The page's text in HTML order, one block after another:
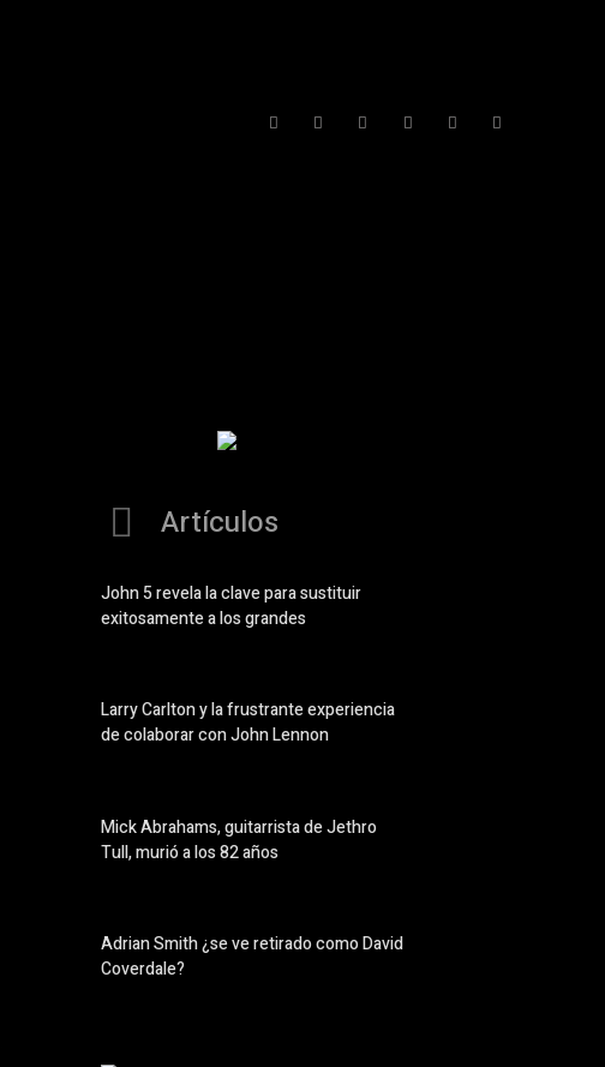
Artículos
John 5 revela la clave para sustituir
exitosamente a los grandes
Larry Carlton y la frustrante experiencia
de colaborar con John Lennon
Mick Abrahams, guitarrista de Jethro
Tull, murió a los 82 años
Adrian Smith ¿se ve retirado como David
Coverdale?